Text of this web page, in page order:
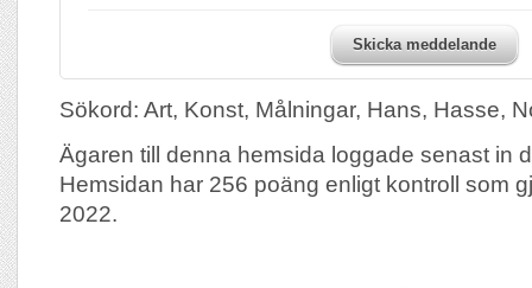
Skicka meddelande
Sökord: Art, Konst, Målningar, Hans, Hasse,
Ägaren till denna hemsida loggade senast in
Hemsidan har 256 poäng enligt kontroll som
2022.